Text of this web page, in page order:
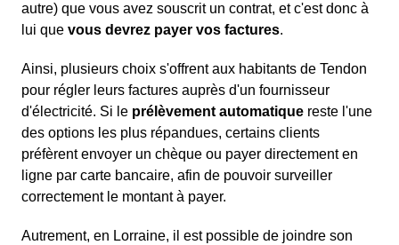
autre) que vous avez souscrit un contrat, et c'est donc à
lui que vous devrez payer vos factures.
Ainsi, plusieurs choix s'offrent aux habitants de Tendon
pour régler leurs factures auprès d'un fournisseur
d'électricité. Si le prélèvement automatique reste l'une
des options les plus répandues, certains clients
préfèrent envoyer un chèque ou payer directement en
ligne par carte bancaire, afin de pouvoir surveiller
correctement le montant à payer.
Autrement, en Lorraine, il est possible de joindre son